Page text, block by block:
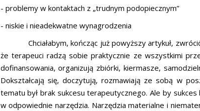
- problemy w kontaktach z „trudnym podopiecznym”
- niskie i nieadekwatne wynagrodzenia
Chciałabym, kończąc już powyższy artykuł, zwrócić
że terapeuci radzą sobie praktycznie ze wszystkimi
dofinansowania, organizują zbiórki, kiermasze,
Dokształcają się, doczytują, rozmawiają ze sobą w
tematu był brak sukcesu terapeutycznego. Ale by
w odpowiednie narzędzia. Narzędzia materialne i